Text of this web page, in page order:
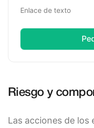
Enlace de texto
Riesgo y
Las acciones de los